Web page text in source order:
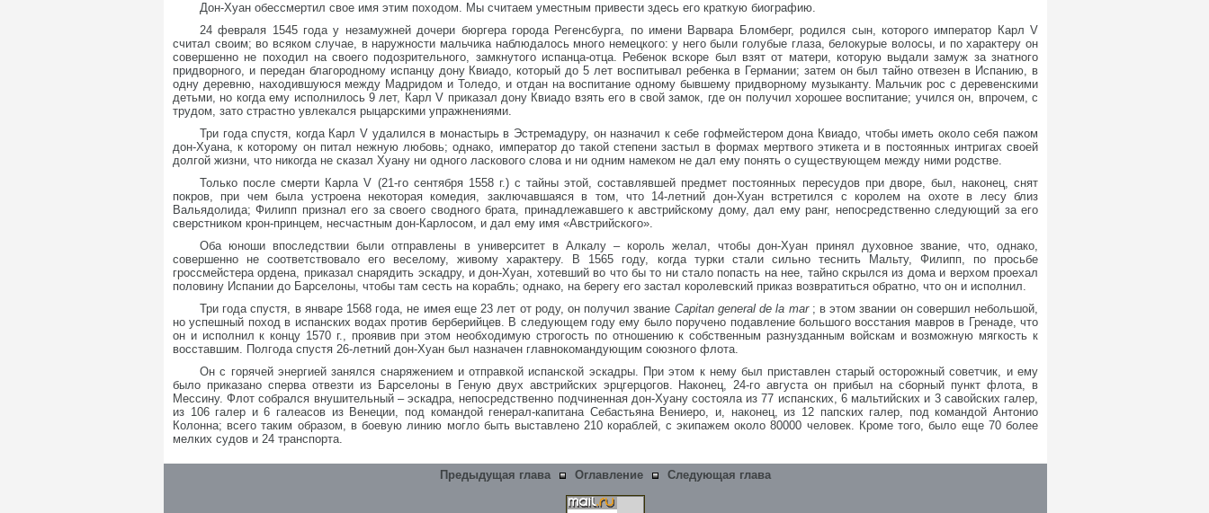
Дон-Хуан обессмертил свое имя этим походом. Мы считаем уместным привести здесь его краткую биографию.
24 февраля 1545 года у незамужней дочери бюргера города Регенсбурга, по имени Варвара Бломберг, родился сын, которого император Карл V
считал своим; во всяком случае, в наружности мальчика наблюдалось много немецкого: у него были голубые глаза, белокурые волосы, и по характеру он
совершенно не походил на своего подозрительного, замкнутого испанца-отца. Ребенок вскоре был взят от матери, которую выдали замуж за знатного
придворного, и передан благородному испанцу дону Квиадо, который до 5 лет воспитывал ребенка в Германии; затем он был тайно отвезен в Испанию, в
одну деревню, находившуюся между Мадридом и Толедо, и отдан на воспитание одному бывшему придворному музыканту. Мальчик рос с деревенскими
детьми, но когда ему исполнилось 9 лет, Карл V приказал дону Квиадо взять его в свой замок, где он получил хорошее воспитание; учился он, впрочем, с
трудом, зато страстно увлекался рыцарскими упражнениями.
Три года спустя, когда Карл V удалился в монастырь в Эстремадуру, он назначил к себе гофмейстером дона Квиадо, чтобы иметь около себя пажом
дон-Хуана, к которому он питал нежную любовь; однако, император до такой степени застыл в формах мертвого этикета и в постоянных интригах своей
долгой жизни, что никогда не сказал Хуану ни одного ласкового слова и ни одним намеком не дал ему понять о существующем между ними родстве.
Только после смерти Карла V (21-го сентября 1558 г.) с тайны этой, составлявшей предмет постоянных пересудов при дворе, был, наконец, снят
покров, при чем была устроена некоторая комедия, заключавшаяся в том, что 14-летний дон-Хуан встретился с королем на охоте в лесу близ
Вальядолида; Филипп признал его за своего сводного брата, принадлежавшего к австрийскому дому, дал ему ранг, непосредственно следующий за его
сверстником крон-принцем, несчастным дон-Карлосом, и дал ему имя «Австрийского».
Оба юноши впоследствии были отправлены в университет в Алкалу – король желал, чтобы дон-Хуан принял духовное звание, что, однако,
совершенно не соответствовало его веселому, живому характеру. В 1565 году, когда турки стали сильно теснить Мальту, Филипп, по просьбе
гроссмейстера ордена, приказал снарядить эскадру, и дон-Хуан, хотевший во что бы то ни стало попасть на нее, тайно скрылся из дома и верхом проехал
половину Испании до Барселоны, чтобы там сесть на корабль; однако, на берегу его застал королевский приказ возвратиться обратно, что он и исполнил.
Три года спустя, в январе 1568 года, не имея еще 23 лет от роду, он получил звание Capitan general de la mar; в этом звании он совершил небольшой,
но успешный поход в испанских водах против берберийцев. В следующем году ему было поручено подавление большого восстания мавров в Гренаде, что
он и исполнил к концу 1570 г., проявив при этом необходимую строгость по отношению к собственным разнузданным войскам и возможную мягкость к
восставшим. Полгода спустя 26-летний дон-Хуан был назначен главнокомандующим союзного флота.
Он с горячей энергией занялся снаряжением и отправкой испанской эскадры. При этом к нему был приставлен старый осторожный советчик, и ему
было приказано сперва отвезти из Барселоны в Геную двух австрийских эрцгерцогов. Наконец, 24-го августа он прибыл на сборный пункт флота, в
Мессину. Флот собрался внушительный – эскадра, непосредственно подчиненная дон-Хуану состояла из 77 испанских, 6 мальтийских и 3 савойских галер,
из 106 галер и 6 галеасов из Венеции, под командой генерал-капитана Себастьяна Вениеро, и, наконец, из 12 папских галер, под командой Антонио
Колонна; всего таким образом, в боевую линию могло быть выставлено 210 кораблей, с экипажем около 80000 человек. Кроме того, было еще 70 более
мелких судов и 24 транспорта.
Предыдущая глава Оглавление Следующая глава